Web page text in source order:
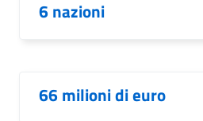
6 nazioni
66 milioni di euro